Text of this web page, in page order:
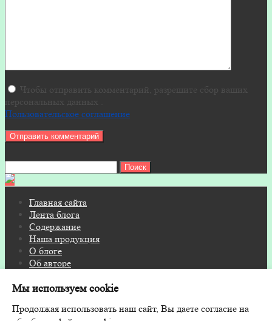
Чтобы отправить комментарий, разрешите сбор ваших
персональных данных .
Пользовательское соглашение
Главная сайта
Лента блога
Содержание
Наша продукция
О блоге
Об авторе
© 2026 Блог на FITOSAUNA.RU · Дизайн и поддержка:
Мы используем cookie
Продолжая использовать наш сайт, Вы даете согласие на